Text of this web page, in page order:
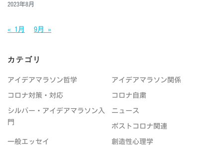
2023年8月
« 1月 9月 »
カテゴリ
アイデアマラソン哲学 アイデアマラソン関係
コロナ対策・対応 コロナ自粛
シルバー・アイデアマラソン入
門
ニュース
ポストコロナ関連
一般エッセイ 創造性心理学